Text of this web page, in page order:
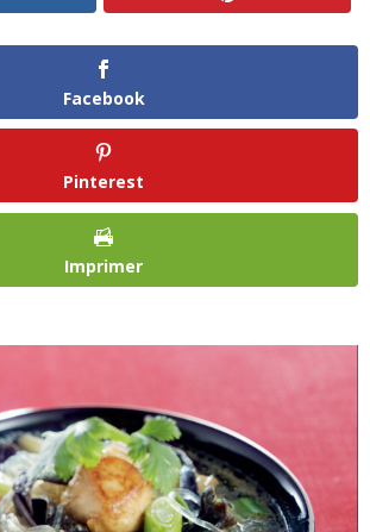
Facebook
Pinterest
Imprimer